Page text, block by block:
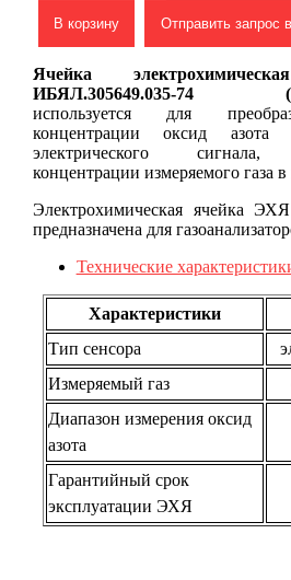
В корзину Отправить запрос
Ячейка
ИБЯЛ.305649.035-74
используется для
концентрации оксид
электрического сигнала,
концентрации измеряемого газа в
Электрохимическая ячейка
предназначена для
Технические
Характеристики
Тип сенсора
Измеряемый газ
Диапазон измерения оксид
азота
Гарантийный срок
эксплуатации ЭХЯ